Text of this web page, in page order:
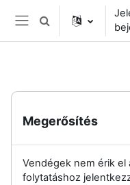
Tovább a fő tartalomhoz
Oldalpanel
Keresési bemeneti
Megerősítés
Vendégek nem érik el
folytatáshoz